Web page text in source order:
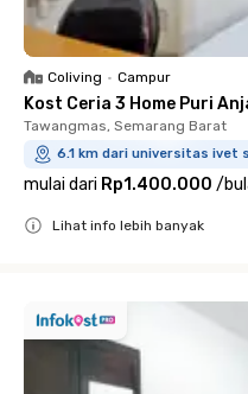
Coliving • Campur
Kost Ceria 3 Home Puri
Tawangmas, Semarang Barat
6.1 km dari universitas ivet
mulai dari Rp1.400.000 /
Lihat info lebih banyak